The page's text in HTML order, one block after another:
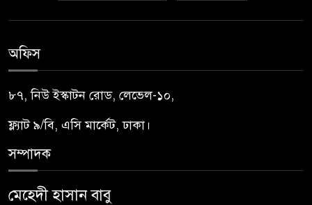
অফিস
৮৭, নিউ ইস্কাটন রোড, লেভেল-১০,
ফ্ল্যাট ৯/বি, এসি মার্কেট, ঢাকা।
সম্পাদক
মেহেদী হাসান বাবু